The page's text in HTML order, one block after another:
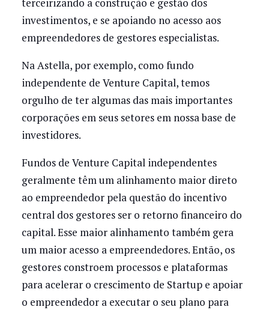
investimentos, e se apoiando no acesso aos
empreendedores de gestores especialistas.
Na Astella, por exemplo, como fundo
independente de Venture Capital, temos
orgulho de ter algumas das mais importantes
corporações em seus setores em nossa base de
investidores.
Fundos de Venture Capital independentes
geralmente têm um alinhamento maior direto
ao empreendedor pela questão do incentivo
central dos gestores ser o retorno financeiro do
capital. Esse maior alinhamento também gera
um maior acesso a empreendedores. Então, os
gestores constroem processos e plataformas
para acelerar o crescimento de Startup e apoiar
o empreendedor a executar o seu plano para